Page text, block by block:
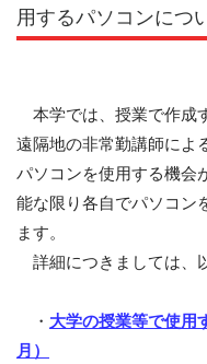
用するパソコンにつ
本学では、授業で作成
遠隔地の非常勤講師によ
パソコンを使用する機会
能な限り各自でパソコン
ます。
詳細につきましては、
・ 大学の授業等で使用
月）